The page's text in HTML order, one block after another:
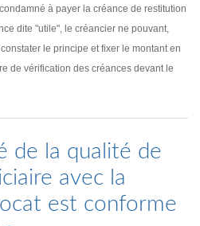
à payer la créance de restitution
dite "utile", le créancier ne pouvant,
le principe et fixer le montant en
de vérification des créances devant le
de la qualité de
avec la
est conforme